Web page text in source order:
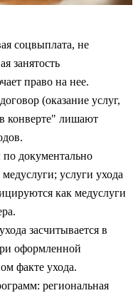
соцвыплата, не
занятость
право на нее.
(оказание услуг,
конверте" лишают
документально
услуги ухода
как медуслуги
засчитывается в
оформленной
факте ухода.
региональная